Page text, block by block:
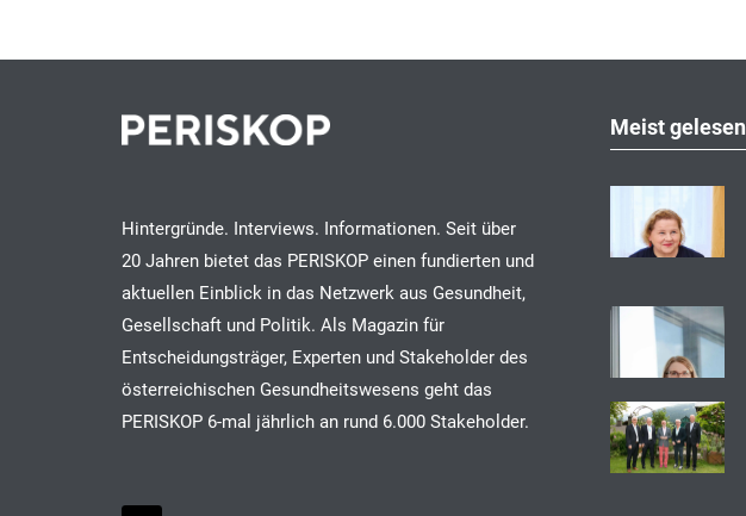
Hintergründe. Interviews. Informationen. Seit über
20 Jahren bietet das PERISKOP einen fundierten und
aktuellen Einblick in das Netzwerk aus Gesundheit,
Gesellschaft und Politik. Als Magazin für
Entscheidungsträger, Experten und Stakeholder des
österreichischen Gesundheitswesens geht das
PERISKOP 6-mal jährlich an rund 6.000 Stakeholder.
Meist gelesen